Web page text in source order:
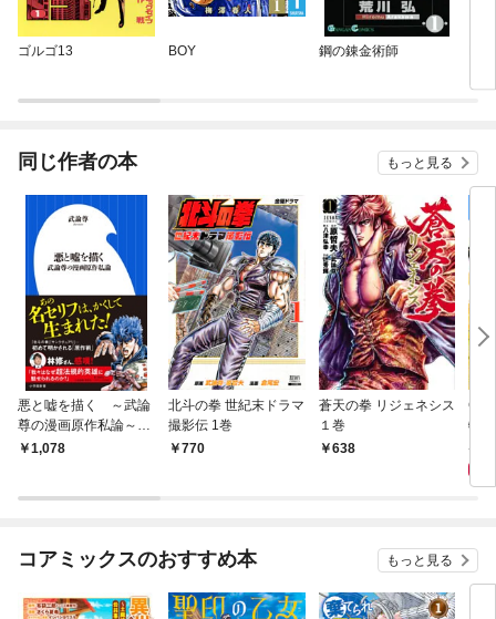
ゴルゴ13 BOY 鋼の錬金術師
同じ作者の本 もっと見る
悪と嘘を描く ～武論
尊の漫画原作私論～
（小学館新書）
1,078
北斗の拳 世紀末ドラマ
撮影伝 1巻
770
蒼天の拳 リジェネシス
１巻
638
GO
特
し
コアミックスのおすすめ本 もっと見る